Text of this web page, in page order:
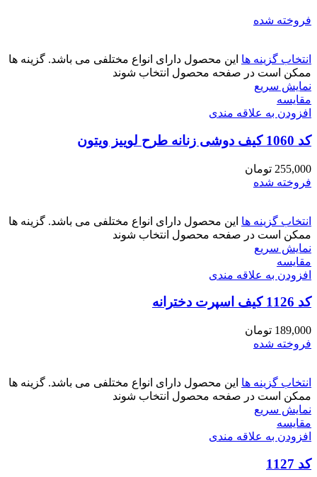
فروخته شده
انتخاب گزینه ها این محصول دارای انواع مختلفی می باشد. گزینه ها
ممکن است در صفحه محصول انتخاب شوند
نمایش سریع
مقايسه
افزودن به علاقه مندی
کد 1060 کیف دوشی زنانه طرح لوییز ویتون
255,000 تومان
فروخته شده
انتخاب گزینه ها این محصول دارای انواع مختلفی می باشد. گزینه ها
ممکن است در صفحه محصول انتخاب شوند
نمایش سریع
مقايسه
افزودن به علاقه مندی
کد 1126 کیف اسپرت دخترانه
189,000 تومان
فروخته شده
انتخاب گزینه ها این محصول دارای انواع مختلفی می باشد. گزینه ها
ممکن است در صفحه محصول انتخاب شوند
نمایش سریع
مقايسه
افزودن به علاقه مندی
کد 1127